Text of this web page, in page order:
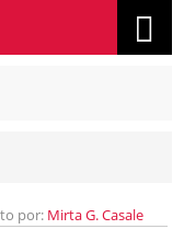
por: Mirta G. Casale